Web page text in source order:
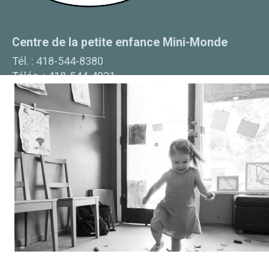
Centre de la petite enfance Mini-Monde
Tél. : 418-544-8380
Téléc. :418-544-4031
cpe@mini-monde.com
701 5e rue
La Baie (QC G7B 1Y7
Bureau Coordonnateur
Tél. :
418-697-1717
Téléc. :418-697-1716
bc@mini-monde.com
701 5ième Rue
La Baie(QC)G7B 1Y7